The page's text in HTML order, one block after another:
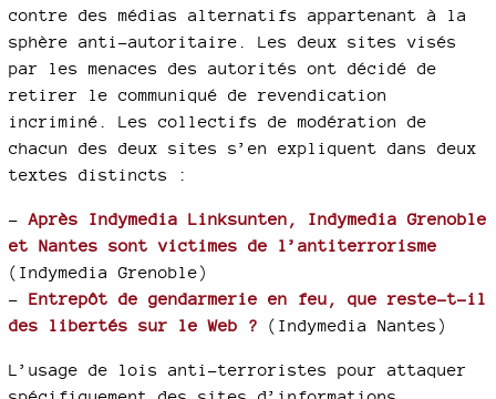
contre des médias alternatifs appartenant à la
sphère anti-autoritaire. Les deux sites visés
par les menaces des autorités ont décidé de
retirer le communiqué de revendication
incriminé. Les collectifs de modération de
chacun des deux sites s’en expliquent dans deux
textes distincts :
– Après Indymedia Linksunten, Indymedia Grenoble
et Nantes sont victimes de l’antiterrorisme
(Indymedia Grenoble)
– Entrepôt de gendarmerie en feu, que reste-t-il
des libertés sur le Web ? (Indymedia Nantes)
L’usage de lois anti-terroristes pour attaquer